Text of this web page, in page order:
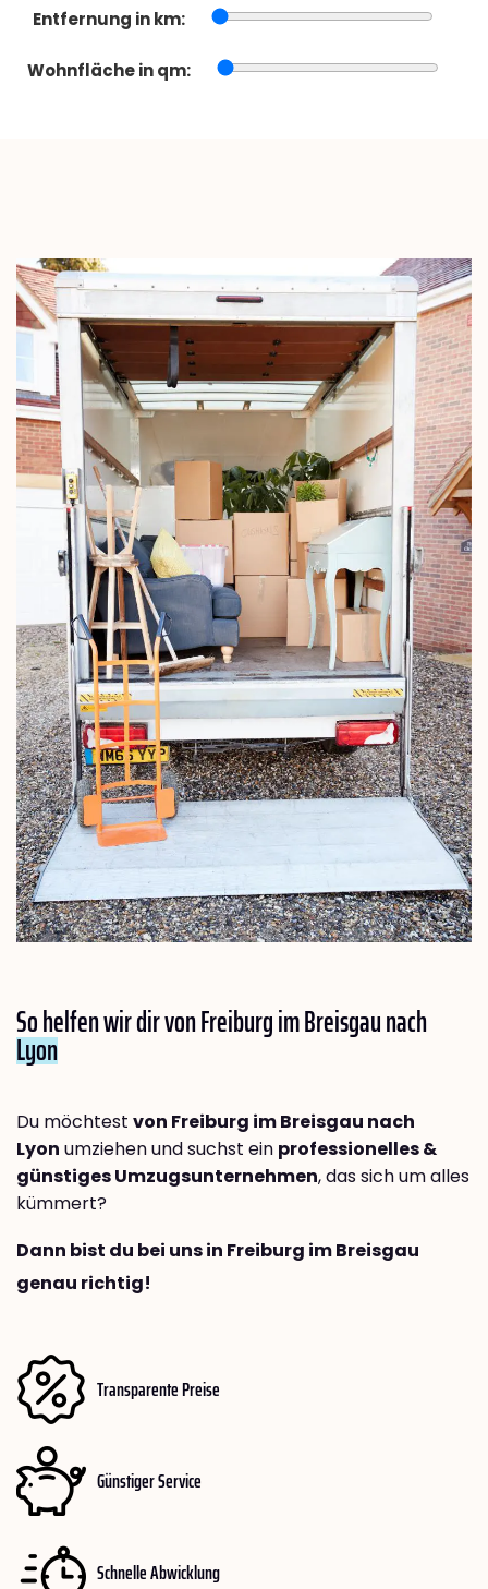
Entfernung in km:
Wohnfläche in qm:
So helfen wir dir von Freiburg im Breisgau nach
Lyon
Du möchtest von Freiburg im Breisgau nach
Lyon umziehen und suchst ein professionelles &
günstiges Umzugsunternehmen, das sich um alles
kümmert?
Dann bist du bei uns in Freiburg im Breisgau
genau richtig!
Transparente Preise
Günstiger Service
Schnelle Abwicklung